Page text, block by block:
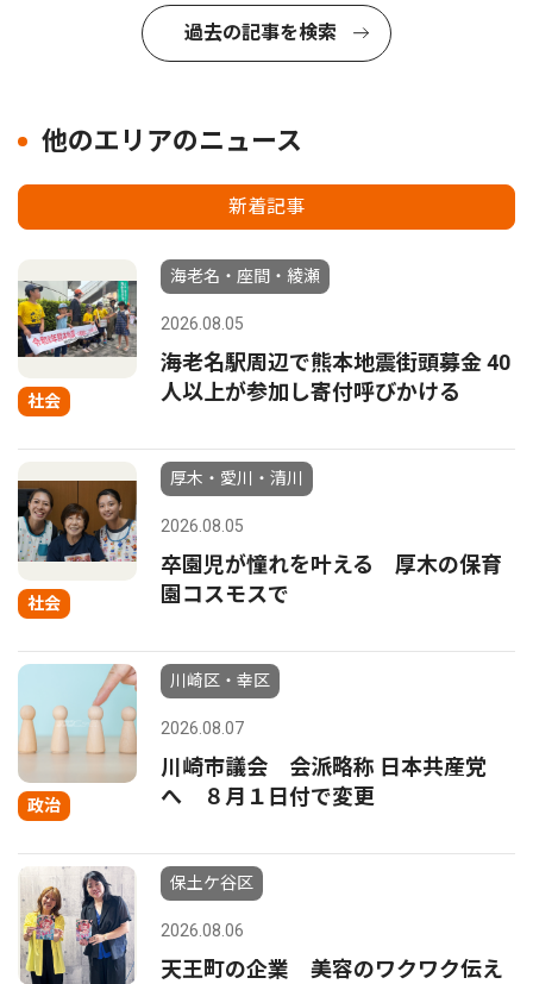
過去の記事を検索
他のエリアのニュース
新着記事
社会
海老名・座間・綾瀬
2026.08.05
海老名駅周辺で熊本地震街頭募金 40
人以上が参加し寄付呼びかける
社会
厚木・愛川・清川
2026.08.05
卒園児が憧れを叶える 厚木の保育
園コスモスで
政治
川崎区・幸区
2026.08.07
川崎市議会 会派略称 日本共産党
へ ８月１日付で変更
保土ケ谷区
2026.08.06
天王町の企業 美容のワクワク伝え